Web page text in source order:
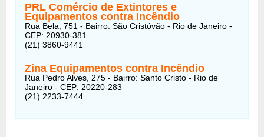
PRL Comércio de Extintores e
Equipamentos contra Incêndio
Rua Bela, 751 - Bairro: São Cristóvão - Rio de Janeiro -
CEP: 20930-381
(21) 3860-9441
Zina Equipamentos contra Incêndio
Rua Pedro Alves, 275 - Bairro: Santo Cristo - Rio de
Janeiro - CEP: 20220-283
(21) 2233-7444